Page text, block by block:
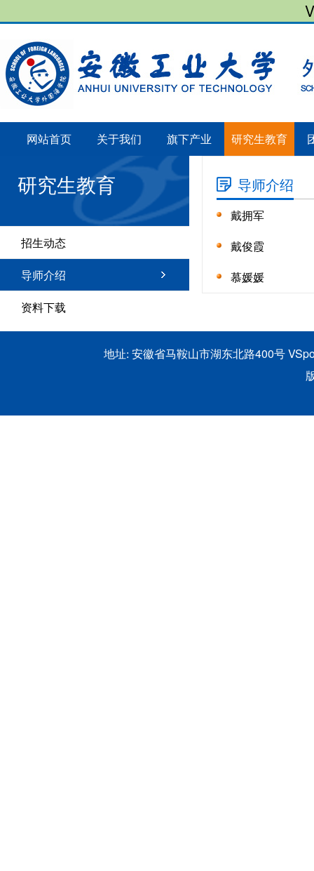
网站首页 关于我们 旗下产业 研究生教育
研究生教育
招生动态
导师介绍
资料下载
导师介绍
戴拥军
戴俊霞
慕媛媛
地址: 安徽省马鞍山市湖东北路400号